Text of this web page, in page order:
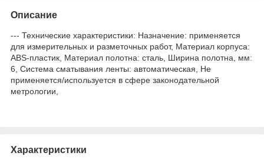
Описание
--- Технические характеристики: Назначение: применяется
для измерительных и разметочных работ, Материал корпуса:
ABS-пластик, Материал полотна: сталь, Ширина полотна, мм:
6, Система сматывания ленты: автоматическая, Не
применяется/используется в сфере законодательной
метрологии,
Характеристики